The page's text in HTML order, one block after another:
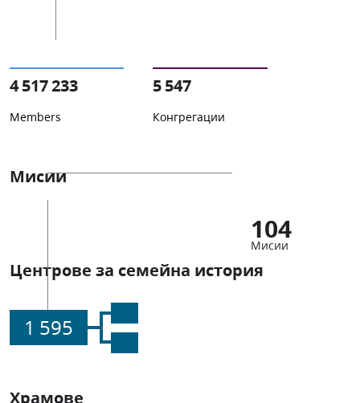
4 517 233
Members
5 547
Конгрегации
Мисии
104
Мисии
Центрове за семейна история
1 595
Храмове